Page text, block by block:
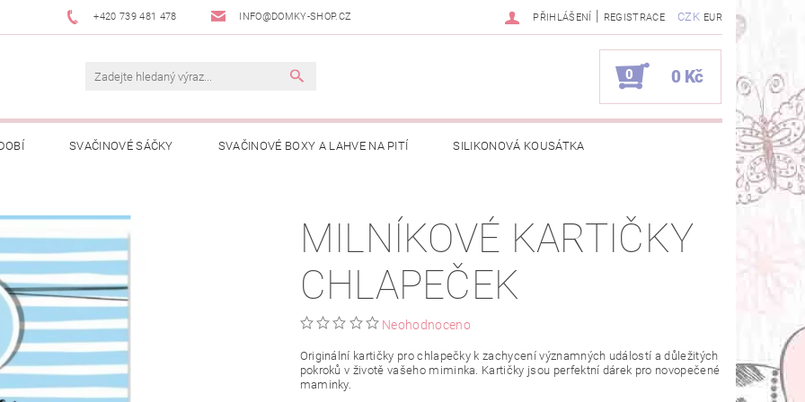
+420 739 481 478 INFO@DOMKY-SHOP.CZ CZK EUR
PŘIHLÁŠENÍ | REGISTRACE
0 0 Kč
SVAČINOVÉ SÁČKY SVAČINOVÉ BOXY A LAHVE NA PITÍ SILIKONOVÁ KOUSÁTKA
PRO DĚTI
HODNOCENÍ OBCHODU VELKOOBCHODNÍ SPOLUPRÁCE
MILNÍKOVÉ KARTIČKY
CHLAPEČEK
Neohodnoceno
Originální kartičky pro chlapečky k zachycení významných událostí a důležitých
pokroků v životě vašeho miminka. Kartičky jsou perfektní dárek pro novopečené
maminky.